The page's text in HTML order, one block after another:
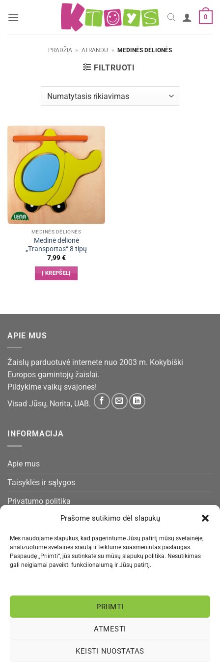
Prašome sutikimo dėl slapukų
Mes naudojame slapukus, kad pagerintume Jūsų patirtį mūsų svetainėje,
analizuotume svetainės srautą ir teiktume suasmenintas paslaugas.
Paspaudę „Priimti“, jūs sutinkate su mūsų slapukų politika. Nesutikimas
gali neigiamai paveikti funkciionalumą ir Jūsų patirtį.
PRIIMTI
ATMESTI
KEISTI NUOSTATAS
0
PRADŽIA » ATRANDU » MEDINĖS DĖLIONĖS
FILTRUOTI
MEDINĖS DĖLIONĖS
Medinė dėlionė
„Transportas“ 8 tipų
7,99€
Į KREPŠELĮ
APIE MUS
Žaislų parduotuvė internete nuo 2003 m. Kokybiški
Europos gamintojų žaislai.
Pildykime vaikų svajones!
Visad Jūsų, Norita, UAB.
INFORMACIJA
Apie mus
Taisyklės ir sąlygos
Privatumo politika
Slapukų politika
Pristatymas ir gražinimas
Kontaktai